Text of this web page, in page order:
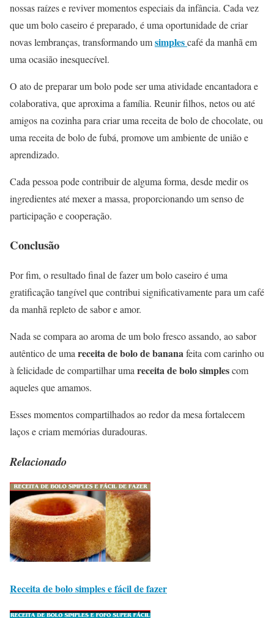
nossas raízes e reviver momentos especiais da infância. Cada vez
que um bolo caseiro é preparado, é uma oportunidade de criar
novas lembranças, transformando umsimplescafé da manhã em
uma ocasião inesquecível.
O ato de preparar um bolo pode ser uma atividade encantadora e
colaborativa, que aproxima a família. Reunir filhos, netos ou até
amigos na cozinha para criar uma receita de bolo de chocolate, ou
uma receita de bolo de fubá, promove um ambiente de união e
aprendizado.
Cada pessoa pode contribuir de alguma forma, desde medir os
ingredientes até mexer a massa, proporcionando um senso de
participação e cooperação.
Conclusão
Por fim, o resultado final de fazer um bolo caseiro é uma
gratificação tangível que contribui significativamente para um café
da manhã repleto de sabor e amor.
Nada se compara ao aroma de um bolo fresco assando, ao sabor
autêntico de uma receita de bolo de bananafeita com carinho ou
à felicidade de compartilhar uma receita de bolo simplescom
aqueles que amamos.
Esses momentos compartilhados ao redor da mesa fortalecem
laços e criam memórias duradouras.
Relacionado
Receita de bolo simples e fácil de fazer